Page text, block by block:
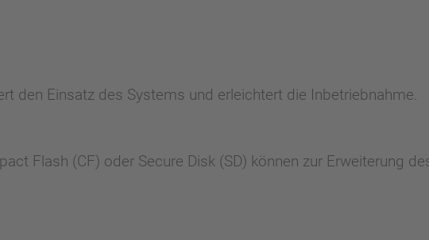
den Einsatz des Systems und erleichtert die Inbetriebnahme.
Flash (CF) oder Secure Disk (SD) können zur Erweiterung